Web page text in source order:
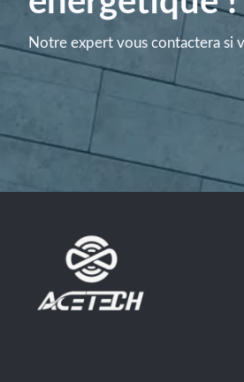
Notre expert vous contactera si